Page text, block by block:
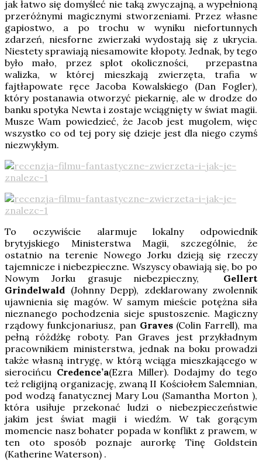
jak łatwo się domyśleć nie taką zwyczajną, a wypełnioną
przeróżnymi magicznymi stworzeniami. Przez własne
gapiostwo, a po trochu w wyniku niefortunnych
zdarzeń, niesforne zwierzaki wydostają się z ukrycia.
Niestety sprawiają niesamowite kłopoty. Jednak, by tego
było mało, przez splot okoliczności, przepastna
walizka, w której mieszkają zwierzęta, trafia w
fajtłapowate ręce Jacoba Kowalskiego (Dan Fogler),
który postanawia otworzyć piekarnię, ale w drodze do
banku spotyka Newta i zostaje wciągnięty w świat magii.
Musze Wam powiedzieć, że Jacob jest mugolem, więc
wszystko co od tej pory się dzieje jest dla niego czymś
niezwykłym.
To oczywiście alarmuje lokalny odpowiednik
brytyjskiego Ministerstwa Magii, szczególnie, że
ostatnio na terenie Nowego Jorku dzieją się rzeczy
tajemnicze i niebezpieczne. Wszyscy obawiają się, bo po
Nowym Jorku grasuje niebezpieczny, Gellert
Grindelwald (Johnny Depp), zdeklarowany zwolennik
ujawnienia się magów. W samym mieście potężna siła
nieznanego pochodzenia sieje spustoszenie. Magiczny
rządowy funkcjonariusz, pan Graves(Colin Farrell), ma
pełną różdżkę roboty. Pan Graves jest przykładnym
pracownikiem ministerstwa, jednak na boku prowadzi
także własną intrygę, w którą wciąga mieszkającego w
sierocińcu Credence’a(Ezra Miller). Dodajmy do tego
też religijną organizację, zwaną II Kościołem Salemnian,
pod wodzą fanatycznej Mary Lou (Samantha Morton ),
która usiłuje przekonać ludzi o niebezpieczeństwie
jakim jest świat magii i wiedźm. W tak gorącym
momencie nasz bohater popada w konflikt z prawem, w
ten oto sposób poznaje aurorkę Tinę Goldstein
(Katherine Waterson) .